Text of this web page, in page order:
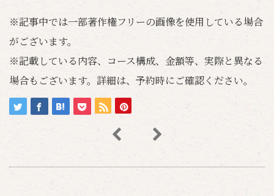
※記事中では一部著作権フリーの画像を使用している場合
がございます。
※記載している内容、コース構成、金額等、実際と異なる
場合もございます。詳細は、予約時にご確認ください。